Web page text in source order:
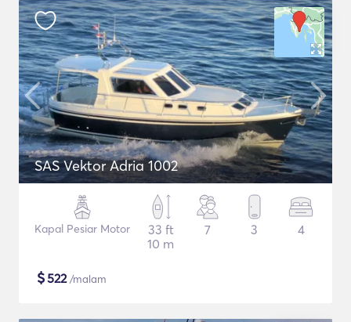
SAS Vektor Adria 1002
Kapal Pesiar Motor
33 ft
10 m
7 3 4
$522/malam